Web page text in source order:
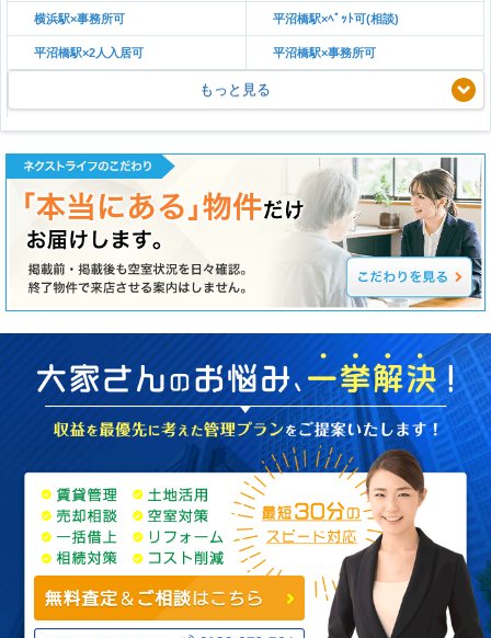
横浜駅×事務所可 平沼橋駅×ﾍﾟｯﾄ可(相談)
平沼橋駅×2人入居可 平沼橋駅×事務所可
もっと見る